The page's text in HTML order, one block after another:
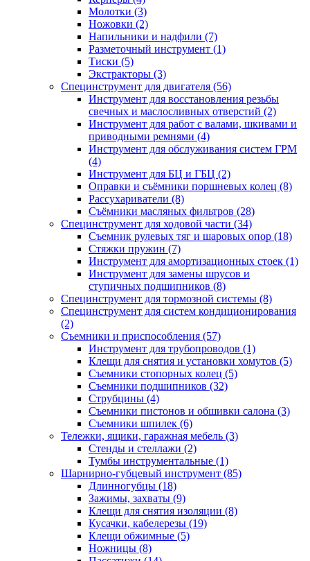
Молотки (3)
Ножовки (2)
Напильники и надфили (7)
Разметочный инструмент (1)
Тиски (5)
Экстракторы (3)
Специнструмент для двигателя (56)
Инструмент для восстановления резьбы
свечных и маслосливных отверстий (2)
Инструмент для работ с валами, шкивами и
приводными ремнями (4)
Инструмент для обслуживания систем ГРМ
(4)
Инструмент для БЦ и ГБЦ (2)
Оправки и съёмники поршневых колец (8)
Рассухариватели (8)
Съёмники масляных фильтров (28)
Специнструмент для ходовой части (34)
Съемник рулевых тяг и шаровых опор (18)
Стяжки пружин (7)
Инструмент для амортизационных стоек (1)
Инструмент для замены шрусов и
ступичных подшипников (8)
Специнструмент для тормозной системы (8)
Специнструмент для систем кондиционирования
(2)
Съемники и приспособления (57)
Инструмент для трубопроводов (1)
Клещи для снятия и установки хомутов (5)
Съемники стопорных колец (5)
Съемники подшипников (32)
Струбцины (4)
Съемники пистонов и обшивки салона (3)
Съемники шпилек (6)
Тележки, ящики, гаражная мебель (3)
Cтенды и стеллажи (2)
Тумбы инструментальные (1)
Шарнирно-губцевый инструмент (85)
Длинногубцы (18)
Зажимы, захваты (9)
Клещи для снятия изоляции (8)
Кусачки, кабелерезы (19)
Клещи обжимные (5)
Ножницы (8)